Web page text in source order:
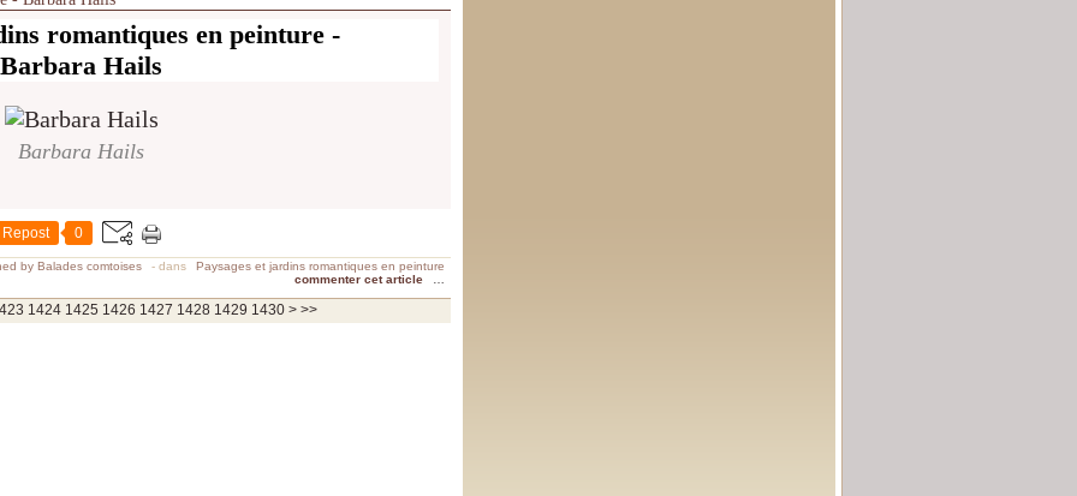
romantiques en peinture -
Barbara Hails
Barbara Hails
Repost 0
by Balades comtoises - dans
Paysages et jardins romantiques en peinture
commenter cet article
1424 1425 1426 1427 1428 1429 1430 1440
1450
1460
1470
1480
1490
1500
1600
1700
1800
1900
2000
2100
2200
2300
2400
2500
2600
2700
2800
2900
3000
3100
3200
3300
3400
3500
3600
3700
> >>